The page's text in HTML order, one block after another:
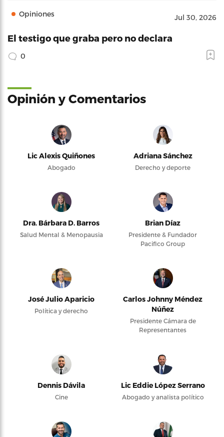
Opiniones Jul 30, 2026
El testigo que graba pero no declara
0
Opinión y Comentarios
Lic Alexis Quiñones
Abogado
Adriana Sánchez
Derecho y deporte
Dra. Bárbara D. Barros
Salud Mental & Menopausia
Brian Díaz
Presidente & Fundador
Pacifico Group
José Julio Aparicio
Política y derecho
Carlos Johnny Méndez
Núñez
Presidente Cámara de
Representantes
Dennis Dávila
Cine
Lic Eddie López Serrano
Abogado y analista político